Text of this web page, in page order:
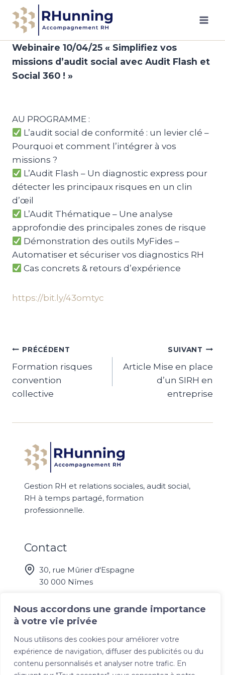
Nous accordons une grande importance
à votre vie privée
Nous utilisons des cookies pour améliorer votre
expérience de navigation, diffuser des publicités ou du
contenu personnalisés et analyser notre trafic. En
contenu
Webinaire 10/04/25 « Simplifiez vos
missions d’audit social avec Audit Flash et
Social 360 ! »
AU PROGRAMME :
L’audit social de conformité : un levier clé –
Pourquoi et comment l’intégrer à vos
missions ?
L’Audit Flash – Un diagnostic express pour
détecter les principaux risques en un clin
d’œil
L’Audit Thématique – Une analyse
approfondie des principales zones de risque
Démonstration des outils MyFides –
Automatiser et sécuriser vos diagnostics RH
Cas concrets & retours d’expérience
https://bit.ly/43omtyc
Navigation
de
l’article
PRÉCÉDENT
Formation risques
convention
collective
SUIVANT
Article Mise en place
d’un SIRH en
entreprise
Gestion RH et relations sociales, audit social,
RH à temps partagé, formation
professionnelle.
Contact
30, rue Mûrier d'Espagne
30 000 Nîmes
Suivez-nous
Liens utiles